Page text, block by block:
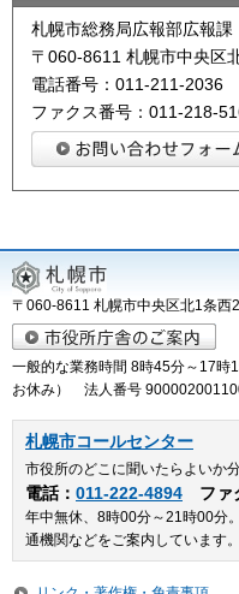
札幌市総務局広報部広報課
〒060-8611 札幌市中央区
電話番号：011-211-2036
ファクス番号：011-218-
〒060-8611 札幌市中央区北1条
一般的な業務時間 8時45分～17時
お休み） 法人番号
札幌市コールセンター
市役所のどこに聞いたらよいか
電話： 011-222-4894 ファ
年中無休、8時00分～21時00分
通機関などをご案内しています。